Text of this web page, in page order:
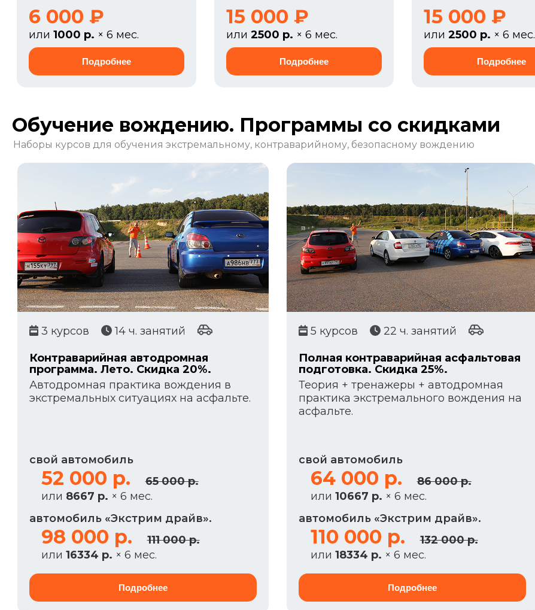
6 000 ₽
или 1000 р. × 6 мес.
15 000 ₽
или 2500 р. × 6 мес.
15 000 ₽
или 2500 р. × 6 мес.
Обучение вождению. Программы со скидками
Наборы курсов для обучения экстремальному, контраварийному, безопасному вождению
3 курсов 14 ч. занятий
Контраварийная автодромная
программа. Лето. Скидка 20%.
Автодромная практика вождения в
экстремальных ситуациях на асфальте.
свой автомобиль
52 000 р.
65 000 р.
или 8667 р. × 6 мес.
автомобиль «Экстрим драйв».
98 000 р.
111 000 р.
или 16334 р. × 6 мес.
5 курсов 22 ч. занятий
Полная контраварийная асфальтовая
подготовка. Скидка 25%.
Теория + тренажеры + автодромная
практика экстремального вождения на
асфальте.
свой автомобиль
64 000 р.
86 000 р.
или 10667 р. × 6 мес.
автомобиль «Экстрим драйв».
110 000 р.
132 000 р.
или 18334 р. × 6 мес.